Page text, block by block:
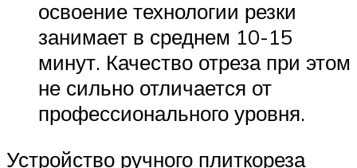
освоение технологии резки
занимает в среднем 10-15
минут. Качество отреза при этом
не сильно отличается от
профессионального уровня.
Устройство ручного плиткореза